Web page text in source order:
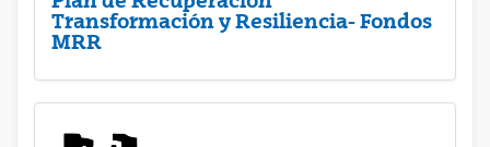
Transformación y Resiliencia- Fondos
MRR